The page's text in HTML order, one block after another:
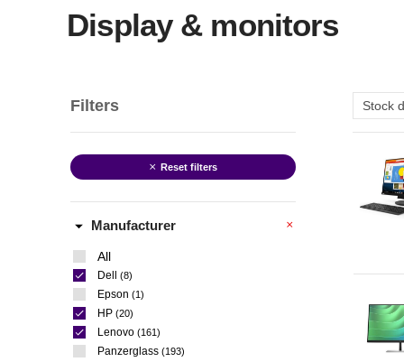
Display & monitors
Filters
clear Reset filters
arrow_drop_down Manufacturer clear
All
Dell (8)
Epson (1)
HP (20)
Lenovo (161)
Panzerglass (193)